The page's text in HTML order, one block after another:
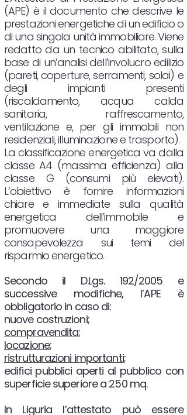
(APE) è il documento che descrive le
prestazioni energetiche di un edificio o
di una singola unità immobiliare. Viene
redatto da un tecnico abilitato, sulla
base di un’analisi dell’involucro edilizio
(pareti, coperture, serramenti, solai) e
degli impianti presenti
(riscaldamento, acqua calda
sanitaria, raffrescamento,
ventilazione e, per gli immobili non
residenziali, illuminazione e trasporto).
La classificazione energetica va dalla
classe A4 (massima efficienza) alla
classe G (consumi più elevati).
L’obiettivo è fornire informazioni
chiare e immediate sulla qualità
energetica dell’immobile e
promuovere una maggiore
consapevolezza sui temi del
risparmio energetico.
Secondo il D.Lgs. 192/2005 e
successive modifiche, l’APE è
obbligatorio in caso di:
nuove costruzioni;
compravendita;
locazione;
ristrutturazioni importanti;
edifici pubblici aperti al pubblico con
superficie superiore a 250 mq.
In Liguria l’attestato può essere